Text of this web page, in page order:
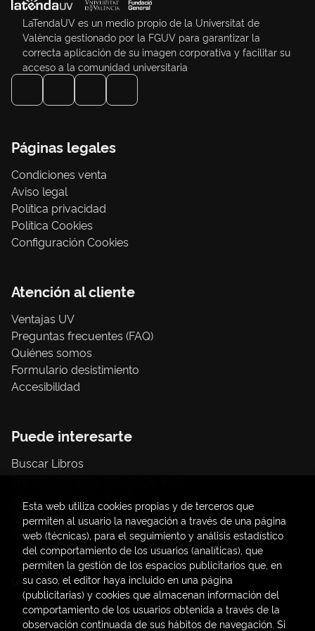
LaTendaUV es un medio propio de la Universitat de
València gestionado por la FGUV para garantizar la
correcta aplicación de su imagen corporativa y facilitar su
acceso a la comunidad universitaria
Páginas legales
Condiciones venta
Aviso legal
Política privacidad
Política Cookies
Configuración Cookies
Atención al cliente
Ventajas UV
Preguntas frecuentes (FAQ)
Quiénes somos
Formulario desistimiento
Accesibilidad
Puede interesarte
Buscar Libros
Papelería / material oficina
Consumo Sostenible
Contacto
C/ Amadeo de Saboya, 4
(+34) 963828968
Esta web utiliza cookies propias y de terceros que
permiten al usuario la navegación a través de una página
web (técnicas), para el seguimiento y análisis estadístico
del comportamiento de los usuarios (analíticas), que
permiten la gestión de los espacios publicitarios que, en
su caso, el editor haya incluido en una página
(publicitarias) y cookies que almacenan información del
comportamiento de los usuarios obtenida a través de la
observación continuada de sus hábitos de navegación. Si